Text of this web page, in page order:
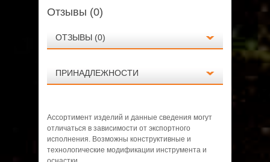
Отзывы (0)
ОТЗЫВЫ (0)
Нет отзывов о данном товаре.
ПРИНАДЛЕЖНОСТИ
Ассортимент изделий и данные сведения могут
отличаться в зависимости от экспортного
исполнения. Возможны конструктивные и
технологические модификации инструмента и